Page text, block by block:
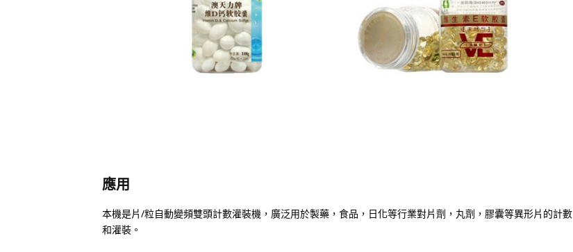
應用
本機是片/粒自動變頻雙頭計數灌裝機，廣泛用於製藥，食品，日化等行業對片劑，丸劑，膠囊等異形片的計數
和灌裝。